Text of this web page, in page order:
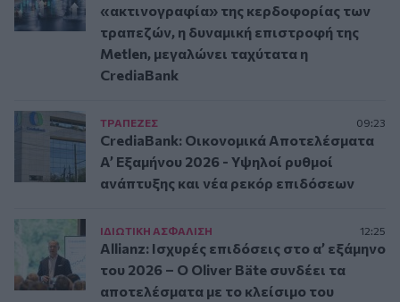
«ακτινογραφία» της κερδοφορίας των
τραπεζών, η δυναμική επιστροφή της
Metlen, μεγαλώνει ταχύτατα η
CrediaBank
ΤΡAΠΕΖΕΣ 09:23
CrediaBank: Οικονομικά Αποτελέσματα
A’ Εξαμήνου 2026 - Υψηλοί ρυθμοί
ανάπτυξης και νέα ρεκόρ επιδόσεων
ΙΔΙΩΤΙΚΗ ΑΣΦAΛΙΣΗ 12:25
Allianz: Ισχυρές επιδόσεις στο α’ εξάμηνο
του 2026 – Ο Oliver Bäte συνδέει τα
αποτελέσματα με το κλείσιμο του